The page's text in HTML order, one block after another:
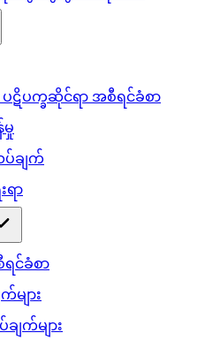
င့် ပဋိပက္ခဆိုင်ရာ အစီရင်ခံစာ
မှု
ပ်ချက်
ရာ
င်ခံစာ
ျား
က်များ